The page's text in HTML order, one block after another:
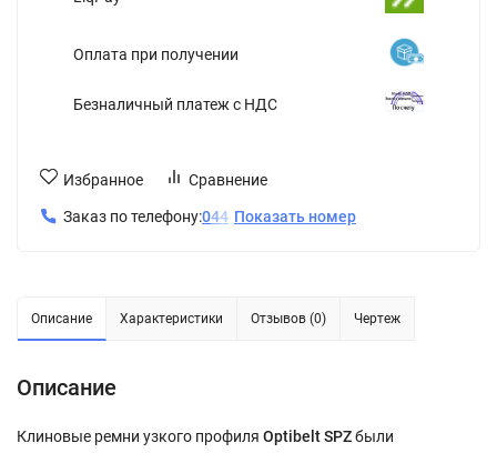
Оплата при получении
Безналичный платеж с НДС
Избранное Сравнение
Заказ по телефону:044 Показать номер
Описание Характеристики Отзывов (0) Чертеж
Описание
Клиновые ремни узкого профиля Optibelt SPZбыли